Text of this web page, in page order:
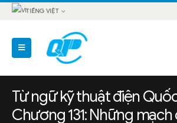
TIẾNG VIỆT
Từ ngữ kỹ thuật điện Quốc
Chương 131: Những mạch